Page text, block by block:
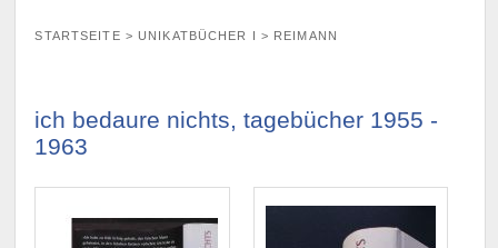
STARTSEITE >UNIKATBÜCHER I > REIMANN
ich bedaure nichts, tagebücher 1955 -
1963